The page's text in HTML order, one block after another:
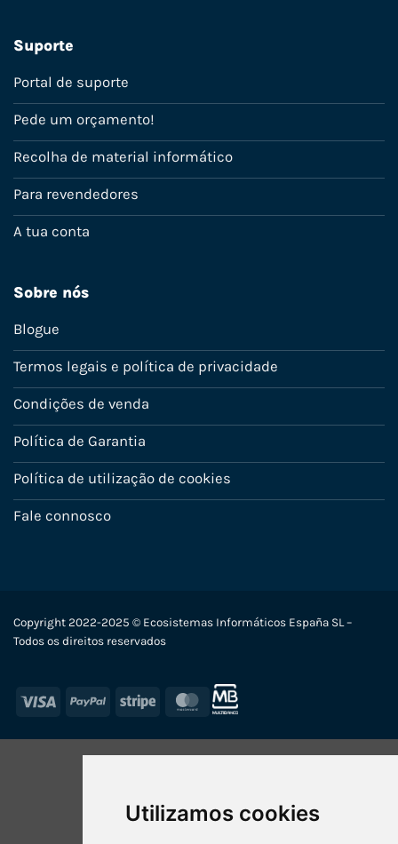
Utilizamos cookies
Suporte
Portal de suporte
Pede um orçamento!
Recolha de material informático
Para revendedores
A tua conta
Sobre nós
Blogue
Termos legais e política de privacidade
Condições de venda
Política de Garantia
Política de utilização de cookies
Fale connosco
Copyright 2022-2025 © Ecosistemas Informáticos España SL –
Todos os direitos reservados
Visa PayPal Stripe MasterCard